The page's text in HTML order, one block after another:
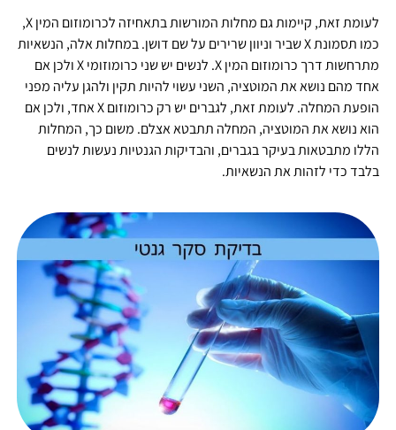
לעומת זאת, קיימות גם מחלות המורשות בתאחיזה לכרומוזום המין X,
כמו תסמונת X שביר וניוון שרירים על שם דושן. במחלות אלה, הנשאיות
מתרחשות דרך כרומוזום המין X. לנשים יש שני כרומוזומי X ולכן אם
אחד מהם נושא את המוטציה, השני עשוי להיות תקין ולהגן עליה מפני
הופעת המחלה. לעומת זאת, לגברים יש רק כרומוזום X אחד, ולכן אם
הוא נושא את המוטציה, המחלה תתבטא אצלם. משום כך, המחלות
הללו מתבטאות בעיקר בגברים, והבדיקות הגנטיות נעשות לנשים
בלבד כדי לזהות את הנשאיות.